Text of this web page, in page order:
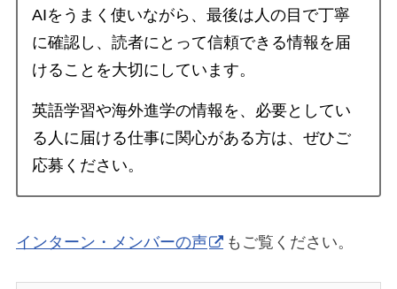
AIをうまく使いながら、最後は人の目で丁寧
に確認し、読者にとって信頼できる情報を届
けることを大切にしています。
英語学習や海外進学の情報を、必要としてい
る人に届ける仕事に関心がある方は、ぜひご
応募ください。
インターン・メンバーの声 もご覧ください。